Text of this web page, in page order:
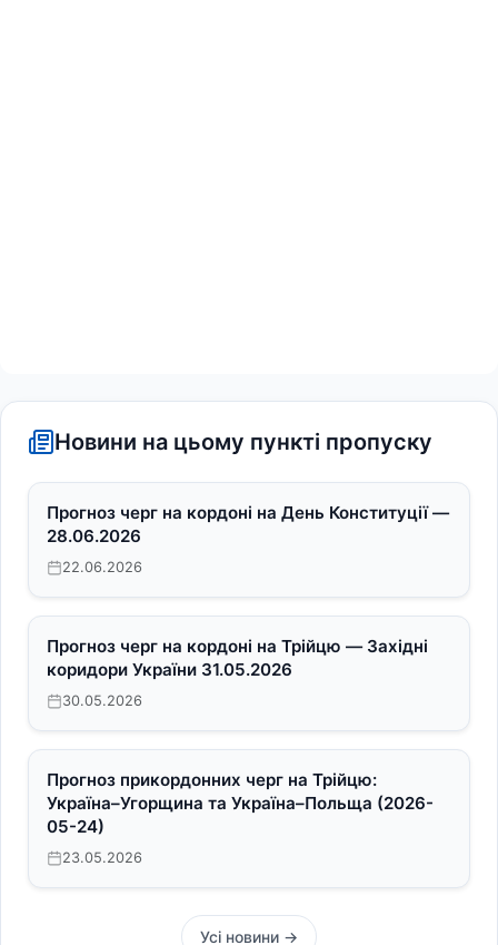
Новини на цьому пункті пропуску
Прогноз черг на кордоні на День Конституції —
28.06.2026
22.06.2026
Прогноз черг на кордоні на Трійцю — Західні
коридори України 31.05.2026
30.05.2026
Прогноз прикордонних черг на Трійцю:
Україна–Угорщина та Україна–Польща (2026-
05-24)
23.05.2026
Усі новини →